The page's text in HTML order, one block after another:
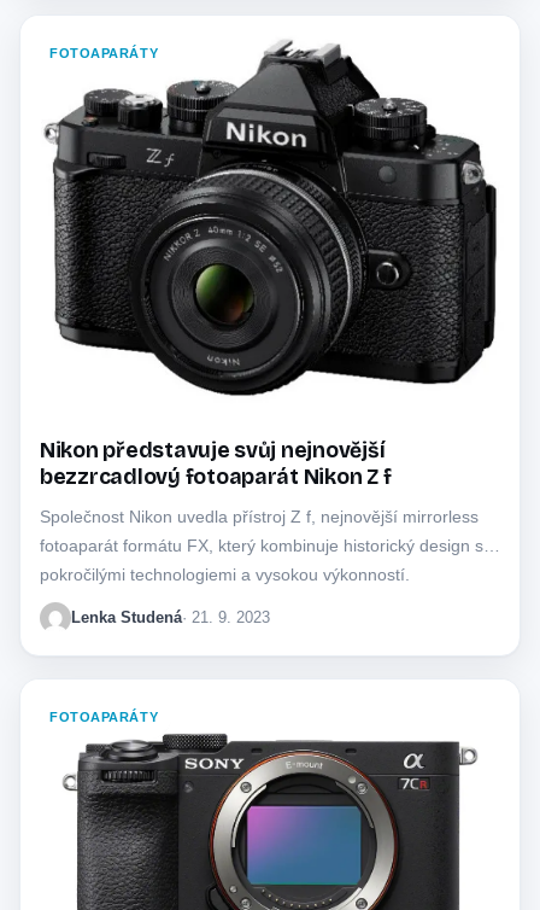
FOTOAPARÁTY
Nikon představuje svůj nejnovější
bezzrcadlový fotoaparát Nikon Z f
Společnost Nikon uvedla přístroj Z f, nejnovější mirrorless
fotoaparát formátu FX, který kombinuje historický design s
pokročilými technologiemi a vysokou výkonností.
Lenka Studená· 21. 9. 2023
FOTOAPARÁTY